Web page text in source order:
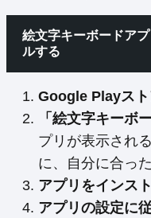
絵文字キーボードア
ルする
Google Playスト
「絵文字キーボ
プリが表示され
に、自分に合っ
アプリをインス
アプリの設定に